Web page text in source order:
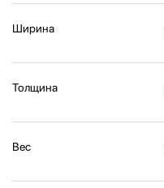
Ширина
Толщина
Вес